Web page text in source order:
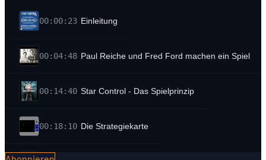
00:00:23 Einleitung
00:04:48 Paul Reiche und Fred Ford machen ein Spiel
00:14:40 Star Control - Das Spielprinzip
00:18:10 Die Strategiekarte